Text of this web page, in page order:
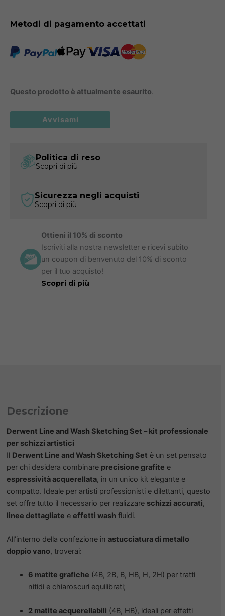
Metodi di pagamento accettati
Questo prodotto è attualmente esaurito.
Avvisami
Politica di reso
Scopri di più
Sicurezza negli acquisti
Scopri di più
Ottieni il 10% di sconto
Iscriviti alla nostra newsletter e ricevi subito
un coupon di benvenuto del 10% di sconto
per il tuo acquisto!
Scopri di più
Descrizione
Derwent Line and Wash Sketching Set – kit professionale
per schizzi artistici
Il Derwent Line and Wash Sketching Set è un set pensato
per chi desidera combinare precisione grafite e
espressività acquerellata, in un unico kit elegante e
compatto. Ideale per artisti professionisti e dilettanti, questo
set offre tutto il necessario per realizzare schizzi accurati,
linee dettagliate e effetti wash fluidi.
All’interno della confezione in astucciatura di metallo
doppio vano, troverai:
6 matite grafiche (4B, 2B, B, HB, H, 2H) per tratti
nitidi e chiaroscuri equilibrati;
2 matite acquerellabili (4B, HB), ideali per effetti